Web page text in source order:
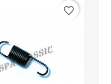
favorite_border